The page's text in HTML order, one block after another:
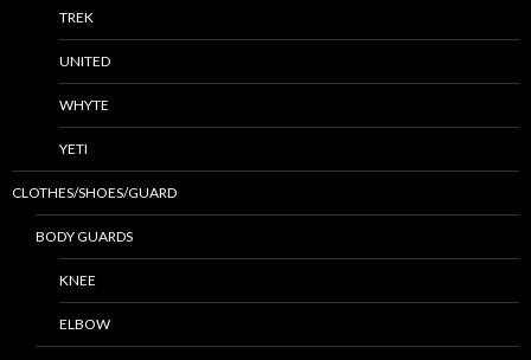
TREK
UNITED
WHYTE
YETI
CLOTHES/SHOES/GUARD
BODY GUARDS
KNEE
ELBOW